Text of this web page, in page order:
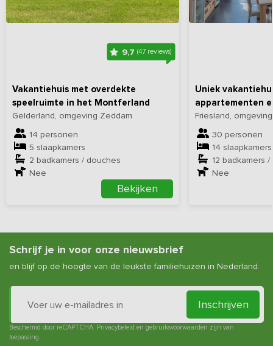
9,7(47 reviews)
Vakantiehuis met overdekte
speelruimte in het Montferland
Gelderland, omgeving Zeddam
14 personen
5 slaapkamers
2 badkamers / douches
Nee
Bekijken
Uniek
appartementen
Friesland,
30 personen
14 slaapkamers
12 badkamers
Nee
Schrijf je in voor onze nieuwsbrief
en blijf op de hoogte van de leukste familiehuizen in Nederland.
Inschrijven
Beschermd door reCAPTCHA. Privacybeleid en gebruiksvoorwaarden zijn van
toepassing.